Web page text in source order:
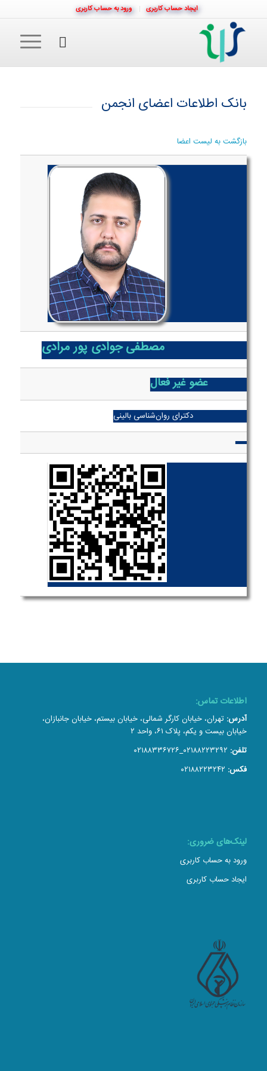
ایجاد حساب کاربری ورود به حساب کاربری
بانک اطلاعات اعضای انجمن
بازگشت به لیست اعضا
مصطفی جوادی پور مرادی
عضو غیر فعال
دکترای روان‌شناسی بالینی
اطلاعات تماس:
آدرس: تهران، خیابان کارگر شمالی، خیابان بیستم، خیابان جانبازان،
خیابان بیست و یکم، پلاک ۶۱، واحد ۲
تلفن:
فکس:
لینک‌های ضروری:
ورود به حساب کاربری
ایجاد حساب کاربری